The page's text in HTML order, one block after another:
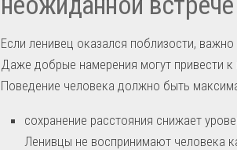
Если ленивец оказался поблизости,
Даже добрые намерения могут привести к
Поведение человека должно быть
сохранение расстояния снижает
Ленивцы не воспринимают человека